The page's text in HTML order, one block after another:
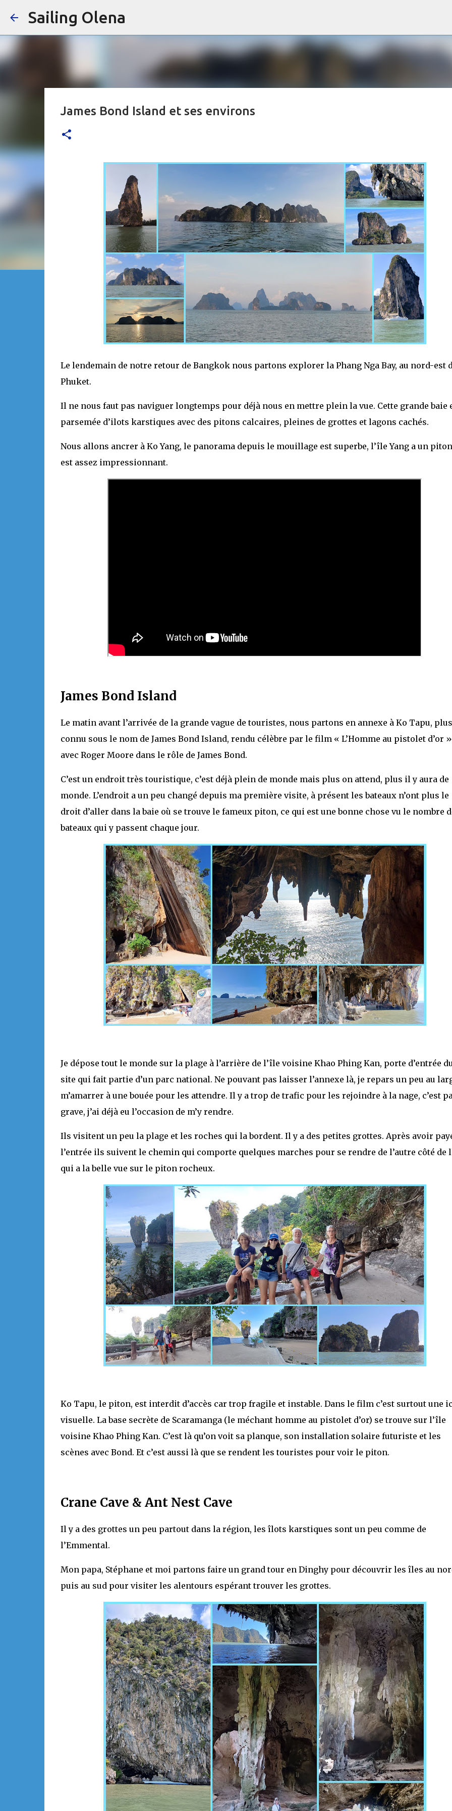
Sailing Olena
James Bond Island et ses environs
Le lendemain de notre retour de Bangkok nous partons explorer la Phang Nga Bay, au nord-est
Phuket.
Il ne nous faut pas naviguer longtemps pour déjà nous en mettre plein la vue. Cette grande baie
parsemée d’ilots karstiques avec des pitons calcaires, pleines de grottes et lagons cachés.
Nous allons ancrer à Ko Yang, le panorama depuis le mouillage est superbe, l’île Yang a un
est assez impressionnant.
James Bond Island
Le matin avant l’arrivée de la grande vague de touristes, nous partons en annexe à Ko Tapu, plus
connu sous le nom de James Bond Island, rendu célèbre par le film « L’Homme au pistolet d’or »
avec Roger Moore dans le rôle de James Bond.
C’est un endroit très touristique, c’est déjà plein de monde mais plus on attend, plus il y aura de
monde. L’endroit a un peu changé depuis ma première visite, à présent les bateaux n’ont plus le
droit d’aller dans la baie où se trouve le fameux piton, ce qui est une bonne chose vu le nombre
bateaux qui y passent chaque jour.
Je dépose tout le monde sur la plage à l’arrière de l’île voisine Khao Phing Kan, porte d’entrée du
site qui fait partie d’un parc national. Ne pouvant pas laisser l’annexe là, je repars un peu au
m’amarrer à une bouée pour les attendre. Il y a trop de trafic pour les rejoindre à la nage, c’est
grave, j’ai déjà eu l’occasion de m’y rendre.
Ils visitent un peu la plage et les roches qui la bordent. Il y a des petites grottes. Après avoir
l’entrée ils suivent le chemin qui comporte quelques marches pour se rendre de l’autre côté de
qui a la belle vue sur le piton rocheux.
Ko Tapu, le piton, est interdit d’accès car trop fragile et instable. Dans le film c’est surtout une
visuelle. La base secrète de Scaramanga (le méchant homme au pistolet d’or) se trouve sur l’île
voisine Khao Phing Kan. C’est là qu’on voit sa planque, son installation solaire futuriste et les
scènes avec Bond. Et c’est aussi là que se rendent les touristes pour voir le piton.
Crane Cave & Ant Nest Cave
Il y a des grottes un peu partout dans la région, les îlots karstiques sont un peu comme de
l’Emmental.
Mon papa, Stéphane et moi partons faire un grand tour en Dinghy pour découvrir les îles au
puis au sud pour visiter les alentours espérant trouver les grottes.